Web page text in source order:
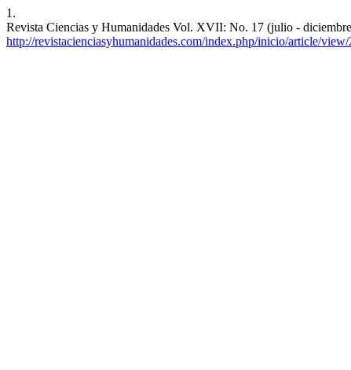
1.
Revista Ciencias y Humanidades Vol. XVII: No. 17 (julio -
http://revistacienciasyhumanidades.com/index.php/inicio/article/